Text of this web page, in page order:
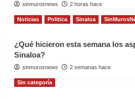
sinmurosnews 2 horas hace
Noticias Politica Sinaloa
¿Qué hicieron esta semana los
Sinaloa?
sinmurosnews 2 semanas hace
Sin categoría